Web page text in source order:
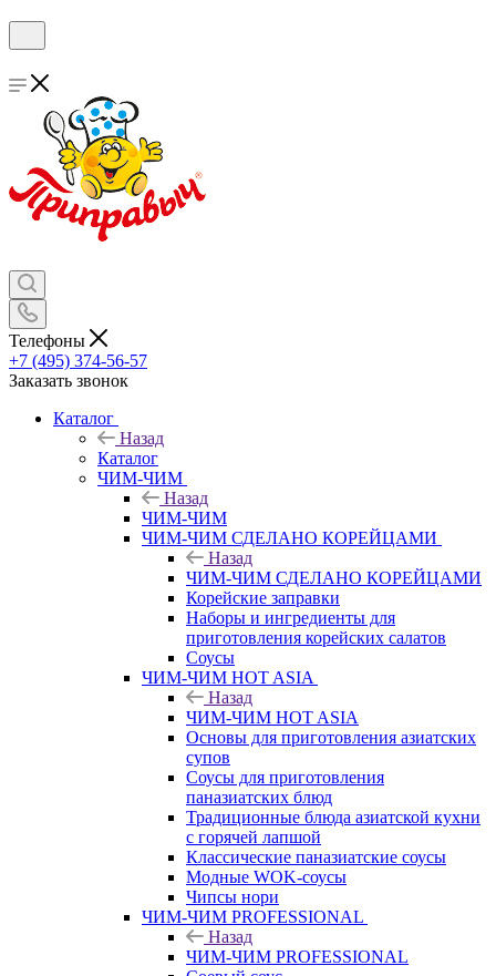
Телефоны
+7 (495) 374-56-57
Заказать звонок
Каталог
Назад
Каталог
ЧИМ-ЧИМ
Назад
ЧИМ-ЧИМ
ЧИМ-ЧИМ СДЕЛАНО КОРЕЙЦАМИ
Назад
ЧИМ-ЧИМ СДЕЛАНО КОРЕЙЦАМИ
Корейские заправки
Наборы и ингредиенты для
приготовления корейских салатов
Соусы
ЧИМ-ЧИМ HOT ASIA
Назад
ЧИМ-ЧИМ HOT ASIA
Основы для приготовления азиатских
супов
Соусы для приготовления
паназиатских блюд
Традиционные блюда азиатской кухни
с горячей лапшой
Классические паназиатские соусы
Модные WOK-соусы
Чипсы нори
ЧИМ-ЧИМ PROFESSIONAL
Назад
ЧИМ-ЧИМ PROFESSIONAL